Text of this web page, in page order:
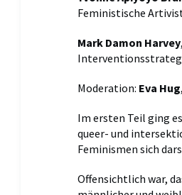
Feministische
Mark Damon Harvey
Moderation: Eva Hug
Im ersten Teil ging
queer- und
Feminismen sich
Offensichtlich war,